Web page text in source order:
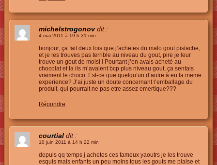
michelstrogonov dit :
4 mai 2011 à 19 h 31 min
bonjour, ça fait deux fois que j’achetes du malo gout pistache,
et je les trouves pas terrible au niveau du gout, pire je leur
trouve un gout de moisi ! Pourtant j’en avais acheté au
chocolat et la ils m’avaient bcp plus niveau gout, ça sentais
vraiment le choco. Est-ce que quelqu’un d’autre à eu la meme
experience? J’ai juste un doute concernant l’emballage du
produit, qui pourrait ne pas etre assez emertique???
Répondre
courtial dit :
10 juin 2011 à 14 h 22 min
depuis qq temps j achetes ces fameux yaoutrs je les trouve
esquis mais enfants un peu moins tous les gouts me plaise et